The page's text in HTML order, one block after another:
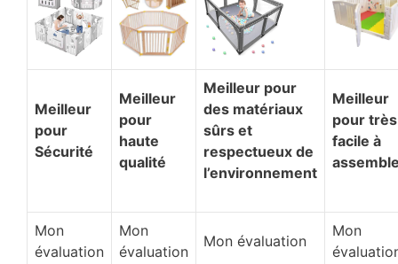
Meilleur
pour
Sécurité
Meilleur
pour
haute
qualité
Meilleur pour
des matériaux
sûrs et
respectueux de
l’environnement
Meilleur
pour très
facile à
Mon
évaluation
Mon
évaluation
Mon évaluation
Mon